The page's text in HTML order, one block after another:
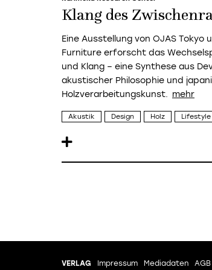
Klang des
Eine Ausstellung von OJAS Tokyo
Furniture erforscht das
und Klang – eine Synthese aus
akustischer Philosophie und
Holzverarbeitungskunst.
Akustik Design Holz Lifestyle
VERLAG Impressum Mediadaten AGB